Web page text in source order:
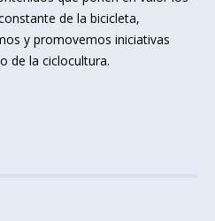
de la bicicleta,
y promovemos iniciativas
de la ciclocultura.